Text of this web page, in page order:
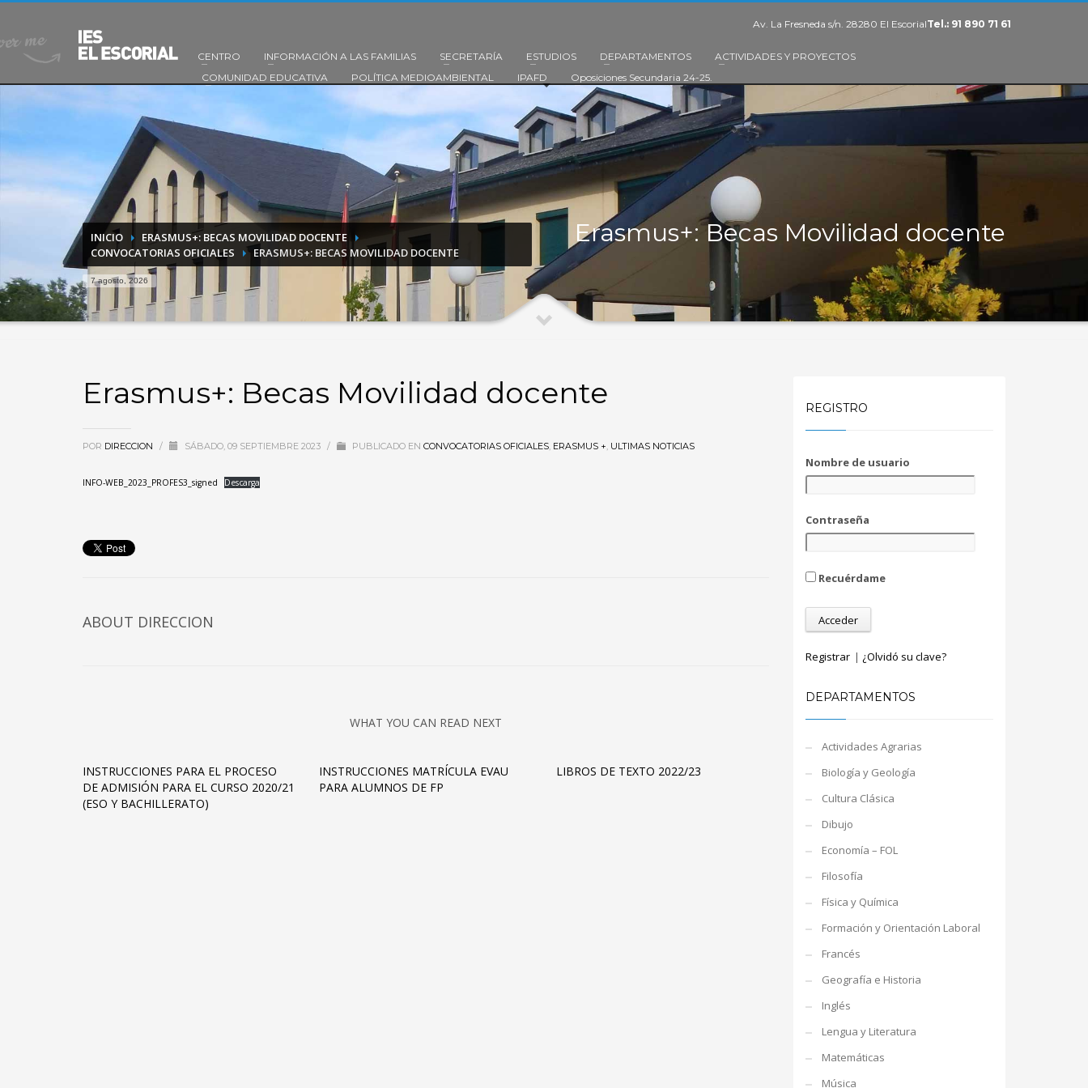
Av. La Fresneda s/n. 28280 El EscorialTel.: 91 890 71 61
CENTRO INFORMACIÓN A LAS FAMILIAS SECRETARÍA ESTUDIOS DEPARTAMENTOS
ACTIVIDADES Y PROYECTOS
COMUNIDAD EDUCATIVA
POLÍTICA MEDIOAMBIENTAL IPAFD Oposiciones Secundaria 24-25.
INICIO
ERASMUS+: BECAS MOVILIDAD DOCENTE
CONVOCATORIAS OFICIALES
ERASMUS+: BECAS MOVILIDAD DOCENTE
7 agosto, 2026
Erasmus+: Becas Movilidad docente
Erasmus+: Becas Movilidad docente
POR DIRECCION / SÁBADO, 09 SEPTIEMBRE 2023 / PUBLICADO EN CONVOCATORIAS OFICIALES, ERASMUS +, ULTIMAS NOTICIAS
INFO-WEB_2023_PROFES3_signed Descarga
ABOUT DIRECCION
WHAT YOU CAN READ NEXT
INSTRUCCIONES PARA EL PROCESO
DE ADMISIÓN PARA EL CURSO 2020/21
(ESO Y BACHILLERATO)
INSTRUCCIONES MATRÍCULA EVAU
PARA ALUMNOS DE FP
LIBROS DE TEXTO 2022/23
REGISTRO
Nombre de usuario
Contraseña
Recuérdame
Registrar | ¿Olvidó su clave?
DEPARTAMENTOS
Actividades Agrarias
Biología y Geología
Cultura Clásica
Dibujo
Economía – FOL
Filosofía
Física y Química
Formación y Orientación Laboral
Francés
Geografía e Historia
Inglés
Lengua y Literatura
Matemáticas
Música